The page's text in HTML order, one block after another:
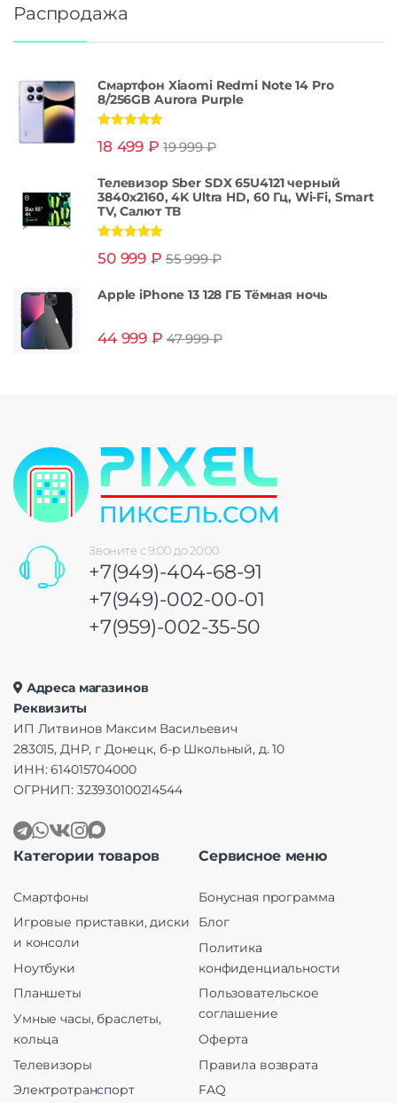
Распродажа
Смартфон Xiaomi Redmi Note 14 Pro
8/256GB Aurora Purple
из 5
18 499 ₽ 19 999₽
Телевизор Sber SDX 65U4121 черный
3840x2160, 4K Ultra HD, 60 Гц, Wi-Fi, Smart
TV, Салют ТВ
из 5
50 999 ₽ 55 999₽
Apple iPhone 13 128 ГБ Тёмная ночь
44 999 ₽ 47 999₽
Звоните с 9:00 до 20:00
+7(949)-404-68-91
+7(949)-002-00-01
+7(959)-002-35-50
Адреса магазинов
Реквизиты
ИП Литвинов Максим Васильевич
283015, ДНР, г Донецк, б-р Школьный, д. 10
ИНН: 614015704000
ОГРНИП: 323930100214544
Категории товаров
Смартфоны
Игровые приставки, диски
и консоли
Ноутбуки
Планшеты
Умные часы, браслеты,
кольца
Телевизоры
Электротранспорт
Сервисное меню
Бонусная программа
Блог
Политика
конфиденциальности
Пользовательское
соглашение
Оферта
Правила возврата
FAQ